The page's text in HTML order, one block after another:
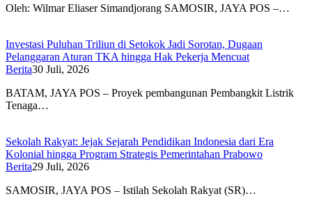
Oleh: Wilmar Eliaser Simandjorang SAMOSIR, JAYA POS –…
Investasi Puluhan Triliun di Setokok Jadi Sorotan, Dugaan
Pelanggaran Aturan TKA hingga Hak Pekerja Mencuat
Berita30 Juli, 2026
BATAM, JAYA POS – Proyek pembangunan Pembangkit Listrik
Tenaga…
Sekolah Rakyat: Jejak Sejarah Pendidikan Indonesia dari Era
Kolonial hingga Program Strategis Pemerintahan Prabowo
Berita29 Juli, 2026
SAMOSIR, JAYA POS – Istilah Sekolah Rakyat (SR)…